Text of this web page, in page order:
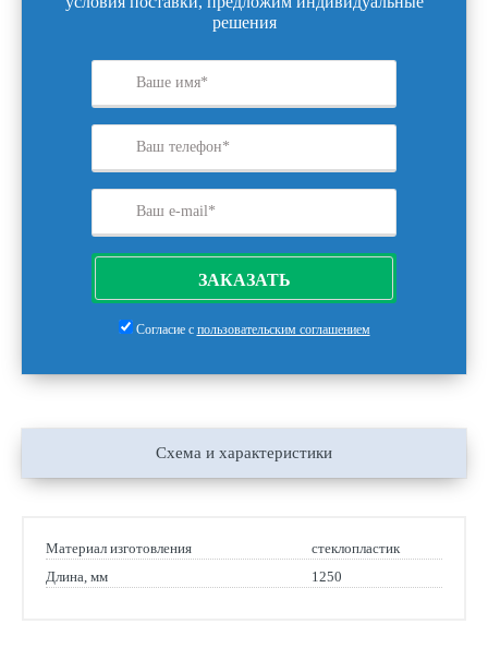
решения
ЗАКАЗАТЬ
Согласие с пользовательским соглашением
Схема и характеристики
Материал изготовления
стеклопластик
Длина, мм
1250